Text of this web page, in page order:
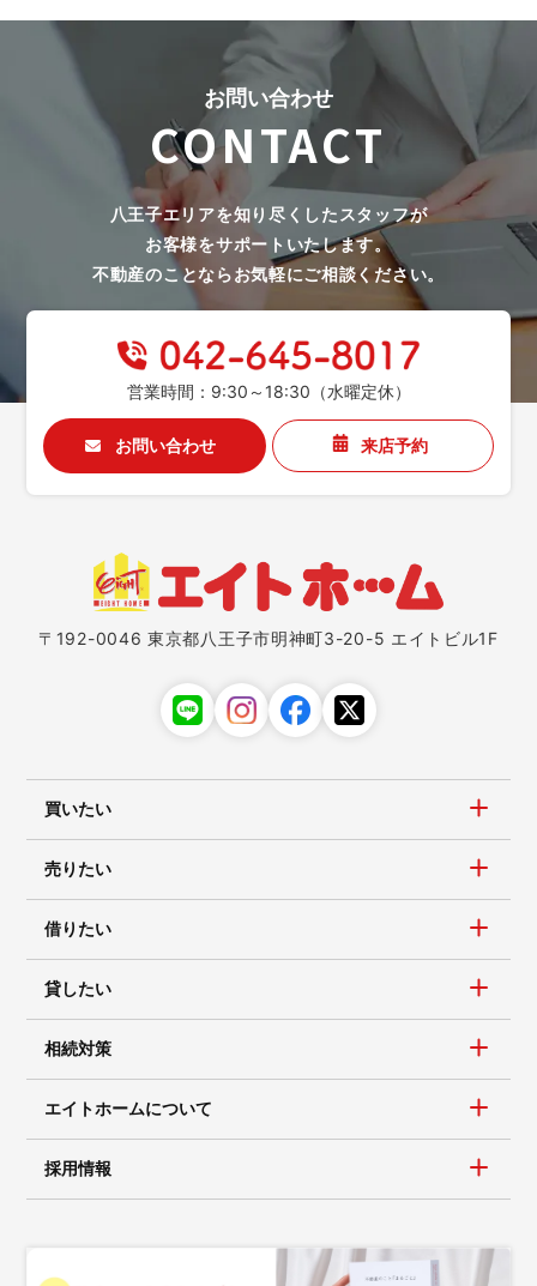
お問い合わせ
CONTACT
八王子エリアを知り尽くしたスタッフが
お客様をサポートいたします。
不動産のことならお気軽にご相談ください。
営業時間：9:30～18:30（水曜定休）
お問い合わせ 来店予約
〒192-0046 東京都八王子市明神町3-20-5 エイトビル1F
買いたい
売りたい
借りたい
貸したい
相続対策
エイトホームについて
採用情報